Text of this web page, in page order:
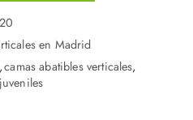
en Madrid
,camas abatibles verticales,